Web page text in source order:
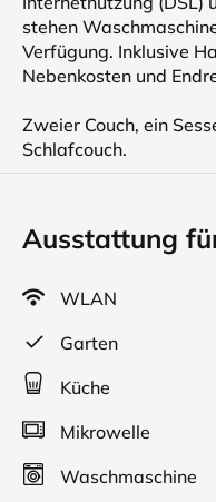
stehen
Verfügung. Inklusive
Nebenkosten und
Zweier Couch, ein
Schlafcouch.
Ausstattung
WLAN
Garten
Küche
Mikrowelle
Waschmaschine